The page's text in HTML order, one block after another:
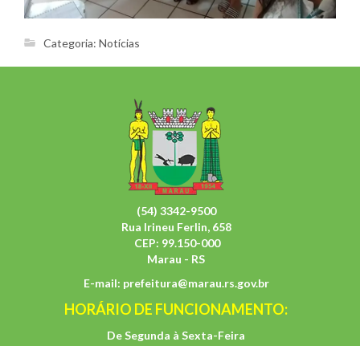
Categoria: Notícias
(54) 3342-9500
Rua Irineu Ferlin, 658
CEP: 99.150-000
Marau - RS
E-mail: prefeitura@marau.rs.gov.br
HORÁRIO DE FUNCIONAMENTO:
De Segunda à Sexta-Feira